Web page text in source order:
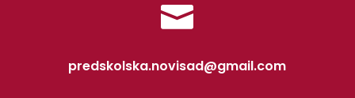

predskolska.novisad@gmail.com